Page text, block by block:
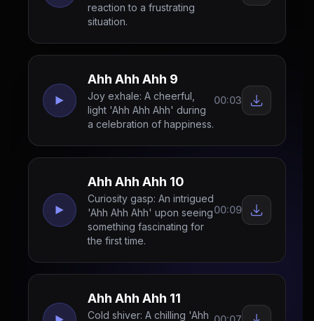
reaction to a frustrating
situation.
Ahh Ahh Ahh 9
Joy exhale: A cheerful,
light 'Ahh Ahh Ahh' during
a celebration of happiness.
00:03
Ahh Ahh Ahh 10
Curiosity gasp: An intrigued
'Ahh Ahh Ahh' upon seeing
something fascinating for
the first time.
00:09
Ahh Ahh Ahh 11
Cold shiver: A chilling 'Ahh